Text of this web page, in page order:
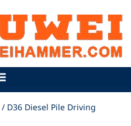
/ D36 Diesel Pile Driving